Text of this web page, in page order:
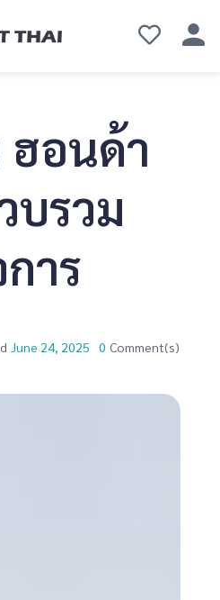
อนด้า
บรวม
าร
June 24, 2025 0 Comment(s)